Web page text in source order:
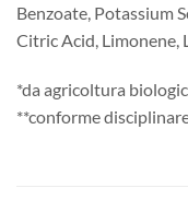
Benzoate, Potassium
Citric Acid, Limonene,
*da agricoltura
**conforme